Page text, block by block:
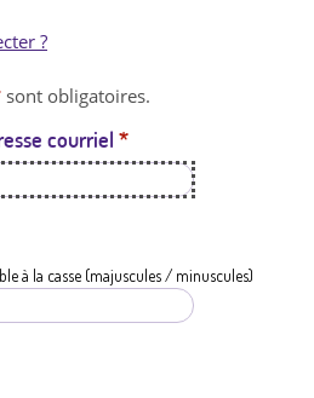
?
sont obligatoires.
courriel *
à la casse (majuscules / minuscules)